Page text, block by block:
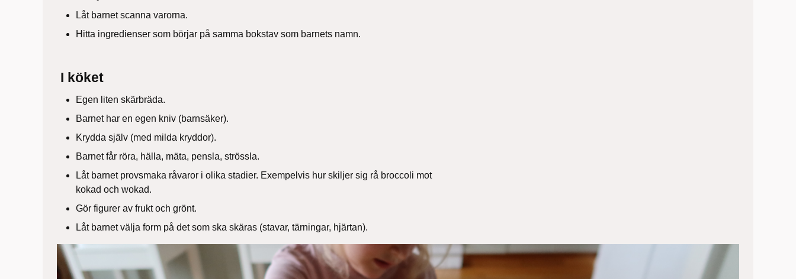
Låt barnet scanna varorna.
Hitta ingredienser som börjar på samma bokstav som barnets namn.
I köket
Egen liten skärbräda.
Barnet har en egen kniv (barnsäker).
Krydda själv (med milda kryddor).
Barnet får röra, hälla, mäta, pensla, strössla.
Låt barnet provsmaka råvaror i olika stadier. Exempelvis hur skiljer sig rå broccoli mot
kokad och wokad.
Gör figurer av frukt och grönt.
Låt barnet välja form på det som ska skäras (stavar, tärningar, hjärtan).